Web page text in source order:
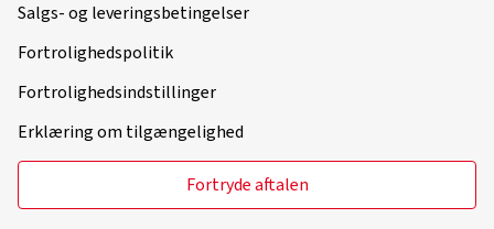
Salgs- og leveringsbetingelser
Fortrolighedspolitik
Fortrolighedsindstillinger
Erklæring om tilgængelighed
Fortryde aftalen